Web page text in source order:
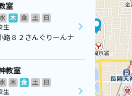
室
木 金 土
日
生
路８２さんぐりーんナ
教室
木 金 土
日
生